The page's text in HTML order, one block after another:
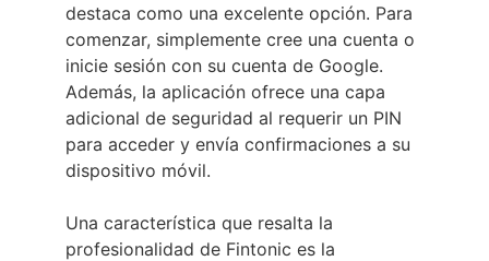
destaca como una excelente opción. Para
comenzar, simplemente cree una cuenta o
inicie sesión con su cuenta de Google.
Además, la aplicación ofrece una capa
adicional de seguridad al requerir un PIN
para acceder y envía confirmaciones a su
dispositivo móvil.
Una característica que resalta la
profesionalidad de Fintonic es la